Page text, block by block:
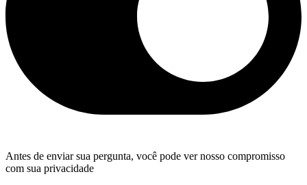
Antes de enviar sua pergunta, você pode ver nosso compromisso
com sua privacidade